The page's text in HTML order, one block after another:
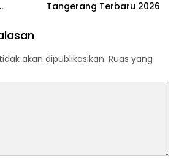
Tangerang Terbaru 2026
akan dipublikasikan. Ruas yang